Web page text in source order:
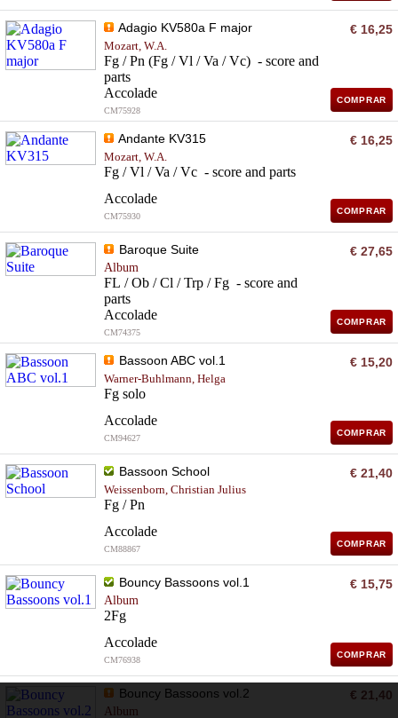
Adagio KV580a F major
Mozart, W.A.
Fg / Pn (Fg / Vl / Va / Vc) - score and
parts
Accolade
CM75928
€ 16,25
COMPRAR
Andante KV315
Mozart, W.A.
Fg / Vl / Va / Vc - score and parts
Accolade
CM75930
€ 16,25
COMPRAR
Baroque Suite
Album
FL / Ob / Cl / Trp / Fg - score and
parts
Accolade
CM74375
€ 27,65
COMPRAR
Bassoon ABC vol.1
Warner-Buhlmann, Helga
Fg solo
Accolade
CM94627
€ 15,20
COMPRAR
Bassoon School
Weissenborn, Christian Julius
Fg / Pn
Accolade
CM88867
€ 21,40
COMPRAR
Bouncy Bassoons vol.1
Album
2Fg
Accolade
CM76938
€ 15,75
COMPRAR
Bouncy Bassoons vol.2
Album
€ 21,40